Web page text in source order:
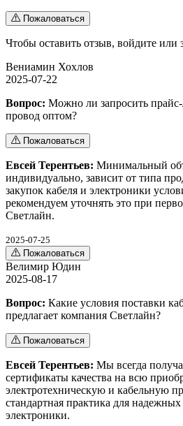
Пожаловаться
Чтобы оставить отзыв, войдите или
Вениамин Хохлов
2025-07-22
Вопрос: Можно ли запросить
провод оптом?
Пожаловаться
Евсей Терентьев: Минимальный
индивидуально, зависит от типа
закупок кабеля и электроники
рекомендуем уточнять это при
Светлайн.
2025-07-25
Пожаловаться
Велимир Юдин
2025-08-17
Вопрос: Какие условия поставки
предлагает компания Светлайн?
Пожаловаться
Евсей Терентьев: Мы всегда
сертификаты качества на всю
электротехническую и кабельную
стандартная практика для
электроники.